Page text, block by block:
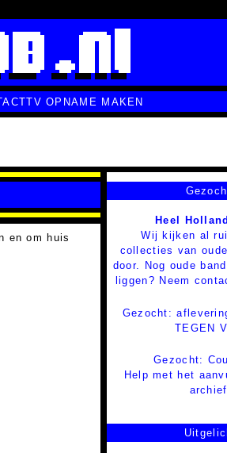
TV OPNAME MAKEN
en om huis
Heel
Wij kijken al
collecties van
door. Nog oude
liggen? Neem
Gezocht:
TEGEN
Gezocht:
Help met het